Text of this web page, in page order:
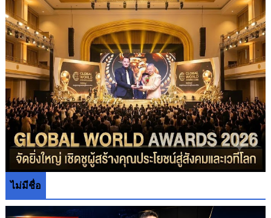
ไม่มีชื่อ